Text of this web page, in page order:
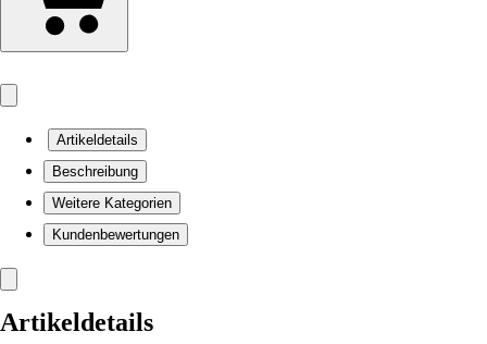
Artikeldetails
Beschreibung
Weitere Kategorien
Kundenbewertungen
Artikeldetails